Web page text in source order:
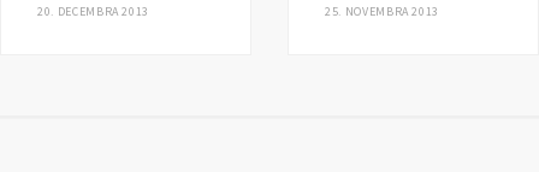
20. DECEMBRA 2013
25. NOVEMBRA 2013